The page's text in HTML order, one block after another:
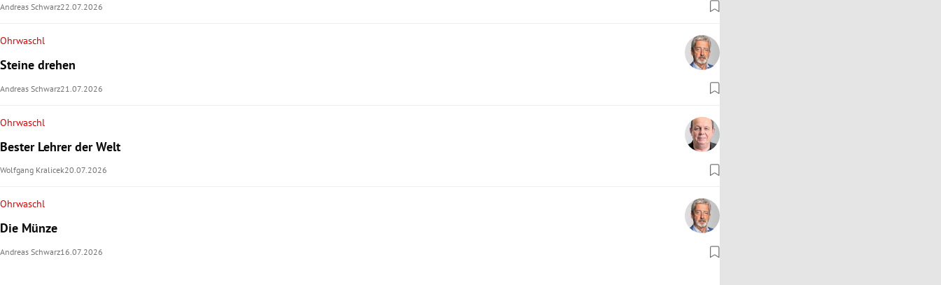
Andreas Schwarz22.07.2026
Ohrwaschl
Steine drehen
Andreas Schwarz21.07.2026
Ohrwaschl
Bester Lehrer der Welt
Wolfgang Kralicek20.07.2026
Ohrwaschl
Die Münze
Andreas Schwarz16.07.2026